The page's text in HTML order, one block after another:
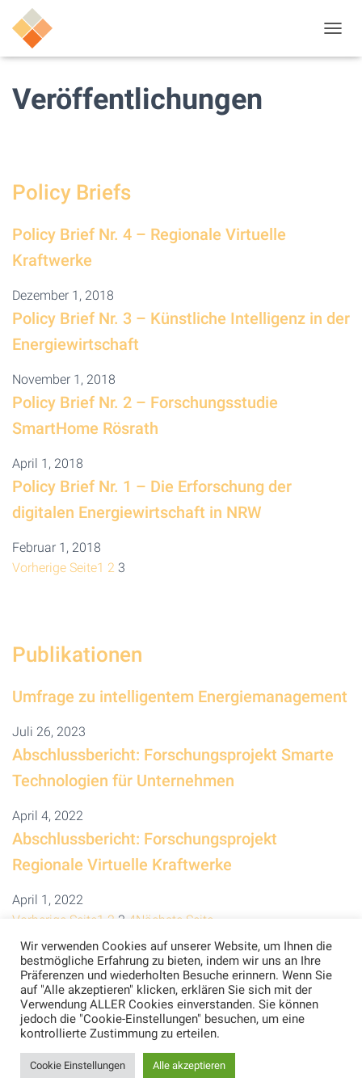
A
E
Veröffentlichungen
Policy Briefs
Policy Brief Nr. 4 – Regionale Virtuelle
Kraftwerke
Dezember 1, 2018
Policy Brief Nr. 3 – Künstliche Intelligenz in der
Energiewirtschaft
November 1, 2018
Policy Brief Nr. 2 – Forschungsstudie
SmartHome Rösrath
April 1, 2018
Policy Brief Nr. 1 – Die Erforschung der
digitalen Energiewirtschaft in NRW
Februar 1, 2018
Vorherige Seite1 2 3
Publikationen
Umfrage zu intelligentem Energiemanagement
Juli 26, 2023
Abschlussbericht: Forschungsprojekt Smarte
Technologien für Unternehmen
April 4, 2022
Abschlussbericht: Forschungsprojekt
Regionale Virtuelle Kraftwerke
April 1, 2022
Vorherige Seite1 2 3 4Nächste Seite
KONTAKT IMPRESSUM DATENSCHUTZ
Wir verwenden Cookies auf unserer Website, um Ihnen die
bestmögliche Erfahrung zu bieten, indem wir uns an Ihre
Präferenzen und wiederholten Besuche erinnern. Wenn Sie
auf "Alle akzeptieren" klicken, erklären Sie sich mit der
Verwendung ALLER Cookies einverstanden. Sie können
jedoch die "Cookie-Einstellungen" besuchen, um eine
kontrollierte Zustimmung zu erteilen.
Cookie Einstellungen Alle akzeptieren